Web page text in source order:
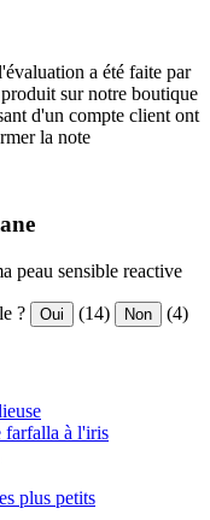
a été faite par
sur notre boutique
d'un compte client ont
la note
peau sensible reactive
? Oui (14) Non (4)
à l'iris
plus petits